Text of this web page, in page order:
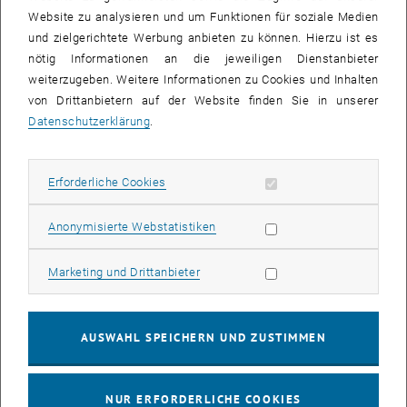
Nutzen Sie diese Gelegenheit, Ihre ehemaligen Studienkolleg_innen
sowie Professor_innen in einer lockeren Atmosphäre
wiederzusehen.
Bevor wir zu einem kleinen Buffet bitten dürfen, präsentieren wir ein
paar kurze Highlights aus dem aktuellen Leistungsportfolio unserer
Fakultät.
<link>alumni-ph@tuwien.ac.at
Da wir nicht von allen Absolvent_innen Kontaktdaten haben, bitten
wir Sie, diese Einladung auch gerne an Ihnen bekannte
Kommiliton_innen weiterzuleiten.
Zeit & Ort:
Mittwoch, 2. September 2015, 18:00 Uhr
Wiedner Hauptstraße 8-10, 1040 Wien
Website zu analysieren und um Funktionen für soziale Medien
und zielgerichtete Werbung anbieten zu können. Hierzu ist es
nötig Informationen an die jeweiligen Dienstanbieter
weiterzugeben. Weitere Informationen zu Cookies und Inhalten
von Drittanbietern auf der Website finden Sie in unserer
Datenschutzerklärung.
Erforderliche Cookies Erforderliche Cookies zulassen
Anonymisierte WebstatistikenStatistik Cookies zulassen
Marketing und DrittanbieterMarketing Cookies zulassen
AUSWAHL SPEICHERN UND ZUSTIMMEN
NUR ERFORDERLICHE COOKIES